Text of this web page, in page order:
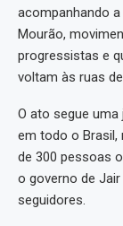
acompanhando
Mourão,
progressistas e
voltam às ruas
O ato segue
em todo o Brasil,
de 300 pessoas
o governo de
seguidores.